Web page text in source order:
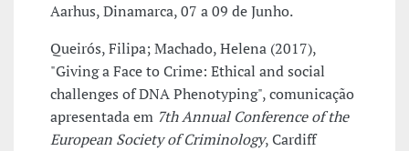
Aarhus, Dinamarca, 07 a 09 de Junho.
Queirós, Filipa; Machado, Helena (2017),
"Giving a Face to Crime: Ethical and social
challenges of DNA Phenotyping", comunicação
apresentada em 7th Annual Conference of the
European Society of Criminology, Cardiff